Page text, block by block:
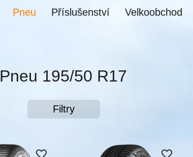
Velkoobchod
Příslušenství
Pneu
Pneu 195/50 R17
Filtry